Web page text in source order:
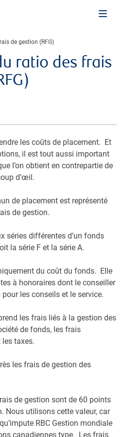
de gestion (RFG)
ratio des frais
les coûts de placement. Et
il est tout aussi important
l’on obtient en contrepartie de
d’œil.
de placement est représenté
de gestion.
séries différentes d’un fonds
la série F et la série A.
du coût du fonds. Elle
à honoraires dont le conseiller
les conseils et le service.
les frais liés à la gestion des
de fonds, les frais
taxes.
les frais de gestion des
de gestion sont de 60 points
Nous utilisons cette valeur, car
RBC Gestion mondiale
canadiennes type. Les frais